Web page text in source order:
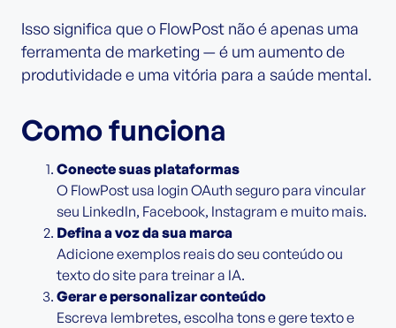
Isso significa que o FlowPost não é apenas uma
ferramenta de marketing — é um aumento de
produtividade e uma vitória para a saúde mental.
Como funciona
Conecte suas plataformas
O FlowPost usa login OAuth seguro para vincular
seu LinkedIn, Facebook, Instagram e muito mais.
Defina a voz da sua marca
Adicione exemplos reais do seu conteúdo ou
texto do site para treinar a IA.
Gerar e personalizar conteúdo
Escreva lembretes, escolha tons e gere texto e